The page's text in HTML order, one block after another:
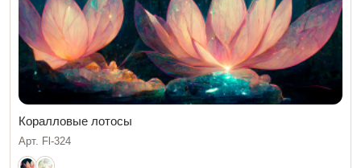
Коралловые лотосы
Арт. Fl-324